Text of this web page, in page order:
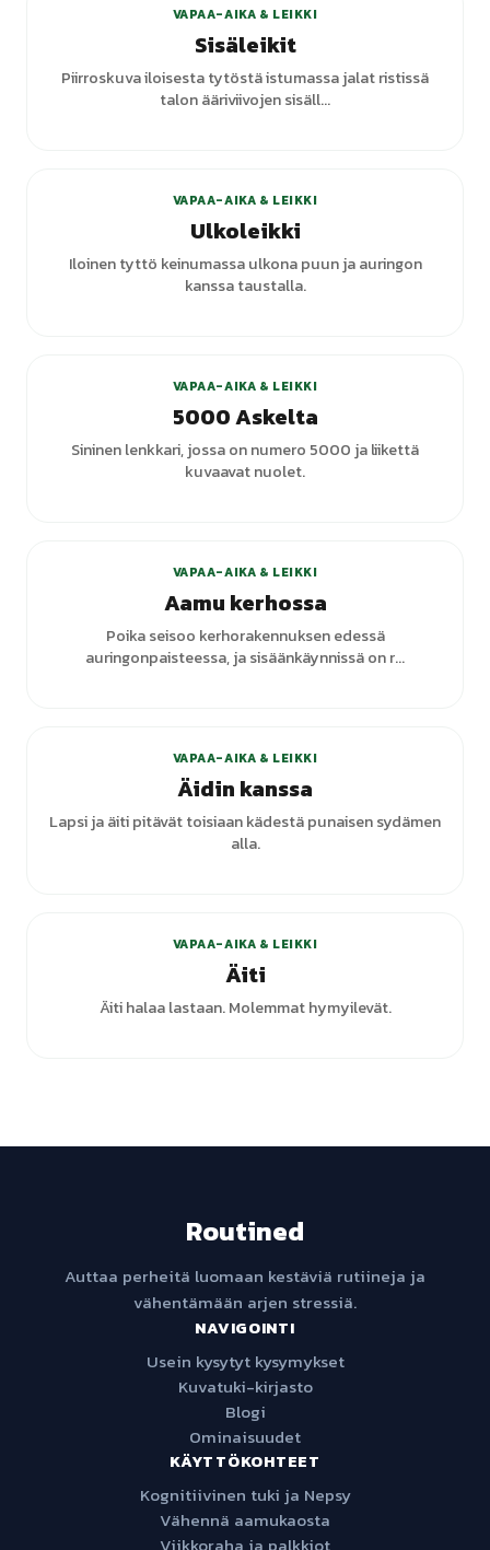
VAPAA-AIKA & LEIKKI
Sisäleikit
Piirroskuva iloisesta tytöstä istumassa jalat ristissä
talon ääriviivojen sisäll...
VAPAA-AIKA & LEIKKI
Ulkoleikki
Iloinen tyttö keinumassa ulkona puun ja auringon
kanssa taustalla.
VAPAA-AIKA & LEIKKI
5000 Askelta
Sininen lenkkari, jossa on numero 5000 ja liikettä
kuvaavat nuolet.
VAPAA-AIKA & LEIKKI
Aamu kerhossa
Poika seisoo kerhorakennuksen edessä
auringonpaisteessa, ja sisäänkäynnissä on r...
VAPAA-AIKA & LEIKKI
Äidin kanssa
Lapsi ja äiti pitävät toisiaan kädestä punaisen sydämen
alla.
VAPAA-AIKA & LEIKKI
Äiti
Äiti halaa lastaan. Molemmat hymyilevät.
Routined
Auttaa perheitä luomaan kestäviä rutiineja ja
vähentämään arjen stressiä.
NAVIGOINTI
Usein kysytyt kysymykset
Kuvatuki-kirjasto
Blogi
Ominaisuudet
KÄYTTÖKOHTEET
Kognitiivinen tuki ja Nepsy
Vähennä aamukaosta